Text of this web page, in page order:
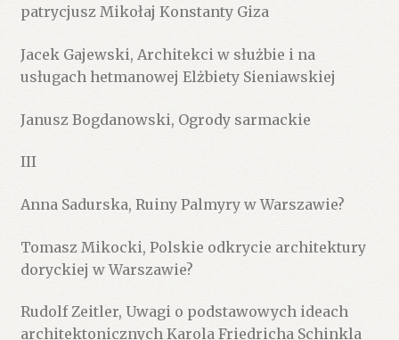
patrycjusz Mikołaj Konstanty Giza
Jacek Gajewski, Architekci w służbie i na
usługach hetmanowej Elżbiety Sieniawskiej
Janusz Bogdanowski, Ogrody sarmackie
III
Anna Sadurska, Ruiny Palmyry w Warszawie?
Tomasz Mikocki, Polskie odkrycie architektury
doryckiej w Warszawie?
Rudolf Zeitler, Uwagi o podstawowych ideach
architektonicznych Karola Friedricha Schinkla